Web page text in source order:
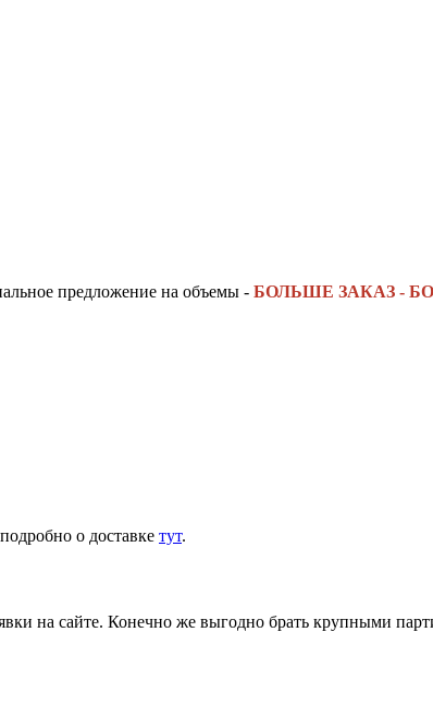
предложение на объемы - БОЛЬШЕ ЗАКАЗ -
о доставке тут.
на сайте. Конечно же выгодно брать крупными